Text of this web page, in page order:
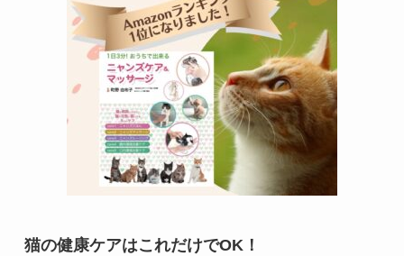
猫の健康ケアはこれだけでOK！